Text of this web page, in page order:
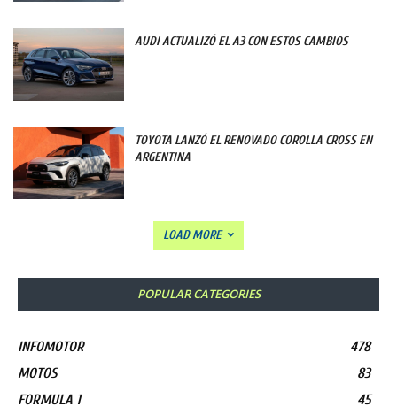
AUDI ACTUALIZÓ EL A3 CON ESTOS CAMBIOS
TOYOTA LANZÓ EL RENOVADO COROLLA CROSS EN
ARGENTINA
LOAD MORE
POPULAR CATEGORIES
INFOMOTOR
478
MOTOS
83
FORMULA 1
45